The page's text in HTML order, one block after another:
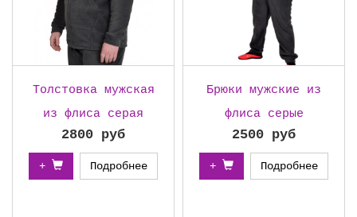
Толстовка мужская
из флиса серая
2800 руб
+ Подробнее
Брюки мужские из
флиса серые
2500 руб
+ Подробнее